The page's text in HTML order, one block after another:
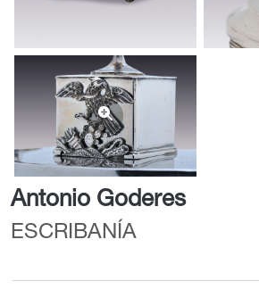
Antonio Goderes
ESCRIBANÍA